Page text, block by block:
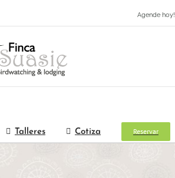
Agende hoy!
Talleres Cotiza Reservar